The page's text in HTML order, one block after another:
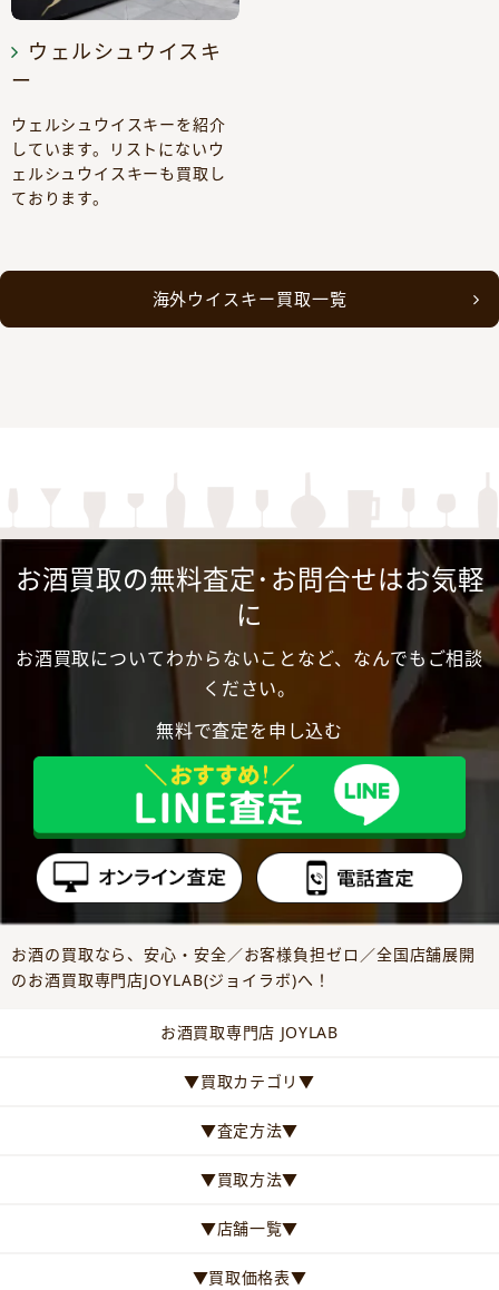
ウェルシュウイスキ
ー
ウェルシュウイスキーを紹介
しています。リストにないウ
ェルシュウイスキーも買取し
ております。
海外ウイスキー買取一覧
お酒買取の無料査定･お問合せはお気軽
に
お酒買取についてわからないことなど、なんでもご相談
ください。
無料で査定を申し込む
お酒の買取なら、安心・安全／お客様負担ゼロ／全国店舗展開
のお酒買取専門店JOYLAB(ジョイラボ)へ！
お酒買取専門店 JOYLAB
▼買取カテゴリ▼
▼査定方法▼
▼買取方法▼
▼店舗一覧▼
▼買取価格表▼